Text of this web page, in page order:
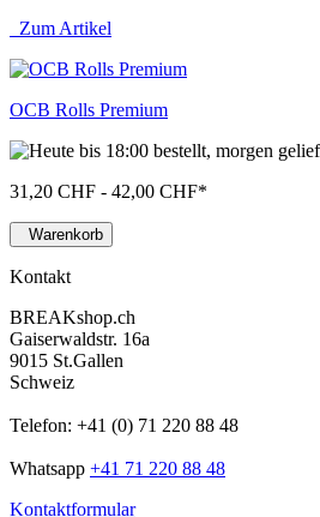
Zum Artikel
OCB Rolls Premium
31,20 CHF - 42,00 CHF*
Warenkorb
Kontakt
BREAKshop.ch
Gaiserwaldstr. 16a
9015 St.Gallen
Schweiz
Telefon: +41 (0) 71 220 88 48
Whatsapp +41 71 220 88 48
Kontaktformular